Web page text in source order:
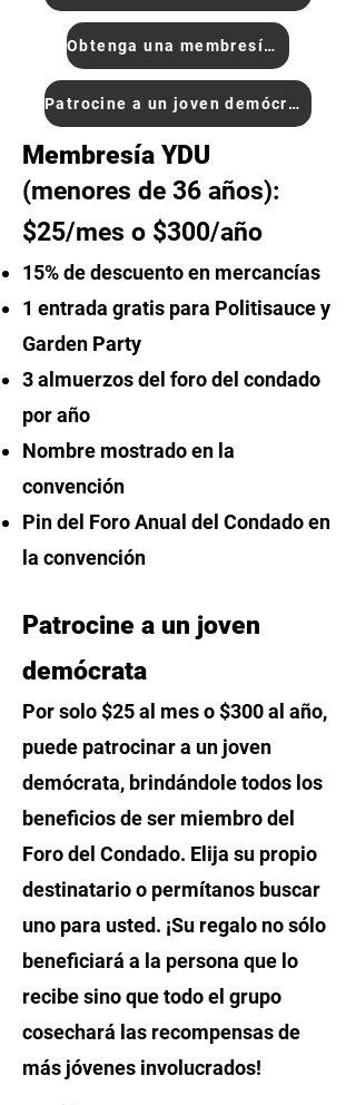
Obtenga una membresía YDU
Patrocine a un joven demócrata
Membresía YDU
(menores de 36 años):
$25/mes o $300/año
15% de descuento en mercancías
1 entrada gratis para Politisauce y
Garden Party
3almuerzos del foro del condado
por año
Nombre mostrado en la
convención
Pin del ForoAnual del Condado en
la convención
​Patrocine a un joven
demócrata
​Porsolo $25 al mes o $300 al año,
puede patrocinar a un joven
demócrata, brindándole todos los
beneficios de ser miembro del
Foro del Condado. Elija su propio
destinatario o permítanos buscar
uno para usted. ¡Su regalo no sólo
beneficiará a la persona que lo
recibe sino que todo el grupo
cosechará las recompensas de
más jóvenes involucrados!